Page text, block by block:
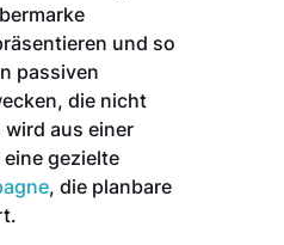
und so
passiven
die nicht
aus einer
gezielte
, die planbare